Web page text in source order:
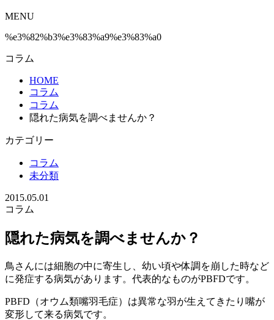
MENU
%e3%82%b3%e3%83%a9%e3%83%a0
コラム
HOME
コラム
コラム
隠れた病気を調べませんか？
カテゴリー
コラム
未分類
2015.05.01
コラム
隠れた病気を調べませんか？
鳥さんには細胞の中に寄生し、幼い頃や体調を崩した時など
に発症する病気があります。代表的なものがPBFDです。
PBFD（オウム類嘴羽毛症）は異常な羽が生えてきたり嘴が
変形して来る病気です。